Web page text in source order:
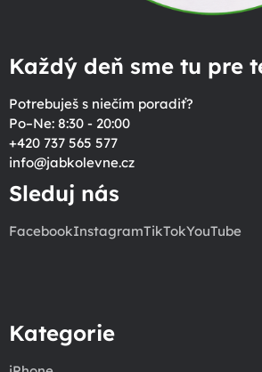
Každý deň sme tu pre
Potrebuješ s niečím poradiť?
Po–Ne: 8:30 - 20:00
+420 737 565 577
info@jabkolevne.cz
Sleduj nás
FacebookInstagramTikTokYouTube
Kategorie